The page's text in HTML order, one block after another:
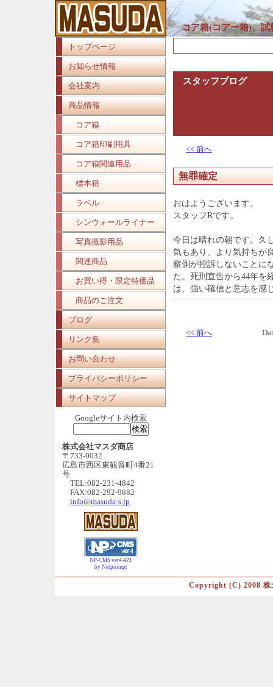
コア箱(コアー箱)、
トップページ
お知らせ情報
会社案内
商品情報
コア箱
コア箱印刷用具
コア箱関連用品
標本箱
ラベル
シンウォールライナー
写真撮影用品
関連商品
お買い得・限定特価品
商品のご注文
ブログ
リンク集
お問い合わせ
プライバシーポリシー
サイトマップ
Googleサイト内検索
株式会社マスダ商店
〒733-0032
広島市西区東観音町4番21
号
TEL:082-231-4842
FAX:082-292-9882
info@masuda-s.jp
NP-CMS ver4.421
by Netprompt
スタッフブログ
<< 前へ
無罪確定
おはようございます。
スタッフRです。
今日は晴れの朝です。久
気もあり、より気持ちが
察側が控訴しないことに
た。死刑宣告から44年を
は、強い確信と意志を感
<< 前へ
Copyright (C) 2008